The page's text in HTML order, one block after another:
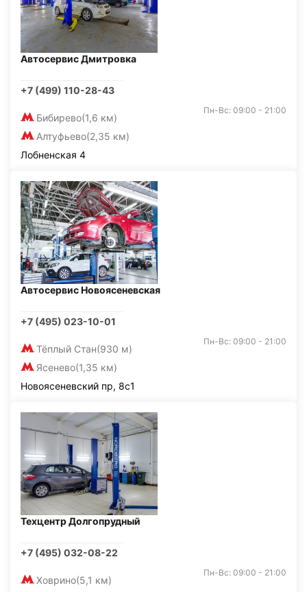
Автосервис Дмитровка
+7 (499) 110-28-43
Бибирево(1,6 км)
Алтуфьево(2,35 км)
Пн-Вс: 09:00 - 21:00
Лобненская 4
Автосервис Новоясеневская
+7 (495) 023-10-01
Тёплый Стан(930 м)
Ясенево(1,35 км)
Пн-Вс: 09:00 - 21:00
Новоясеневский пр, 8с1
Техцентр Долгопрудный
+7 (495) 032-08-22
Ховрино(5,1 км)
Пн-Вс: 09:00 - 21:00